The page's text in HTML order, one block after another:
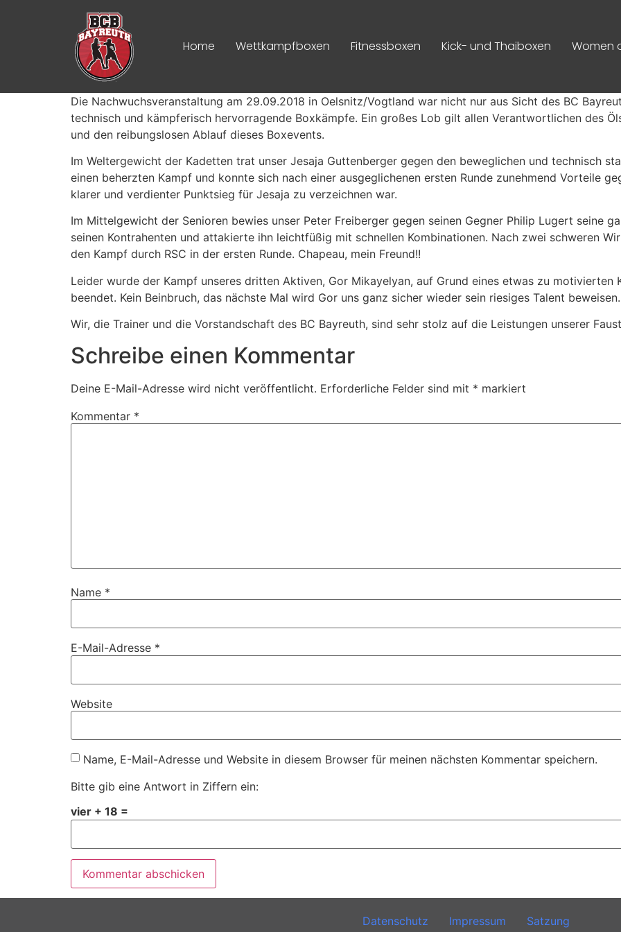
Home Wettkampfboxen Fitnessboxen Kick- und Thaiboxen Women
Die Nachwuchsveranstaltung am 29.09.2018 in Oelsnitz/Vogtland war nicht nur aus Sicht des BC
technisch und kämpferisch hervorragende Boxkämpfe. Ein großes Lob gilt allen Verantwortlichen des
und den reibungslosen Ablauf dieses Boxevents.
Im Weltergewicht der Kadetten trat unser Jesaja Guttenberger gegen den beweglichen und technisch
einen beherzten Kampf und konnte sich nach einer ausgeglichenen ersten Runde zunehmend Vorteile
klarer und verdienter Punktsieg für Jesaja zu verzeichnen war.
Im Mittelgewicht der Senioren bewies unser Peter Freiberger gegen seinen Gegner Philip Lugert seine
seinen Kontrahenten und attakierte ihn leichtfüßig mit schnellen Kombinationen. Nach zwei schweren
den Kampf durch RSC in der ersten Runde. Chapeau, mein Freund!!
Leider wurde der Kampf unseres dritten Aktiven, Gor Mikayelyan, auf Grund eines etwas zu motivierten
beendet. Kein Beinbruch, das nächste Mal wird Gor uns ganz sicher wieder sein riesiges Talent beweisen.
Wir, die Trainer und die Vorstandschaft des BC Bayreuth, sind sehr stolz auf die Leistungen unserer
Schreibe einen Kommentar
Deine E-Mail-Adresse wird nicht veröffentlicht. Erforderliche Felder sind mit * markiert
Kommentar *
Name *
E-Mail-Adresse *
Website
Name, E-Mail-Adresse und Website in diesem Browser für meinen nächsten Kommentar speichern.
Bitte gib eine Antwort in Ziffern ein:
vier + 18 =
Datenschutz Impressum Satzung